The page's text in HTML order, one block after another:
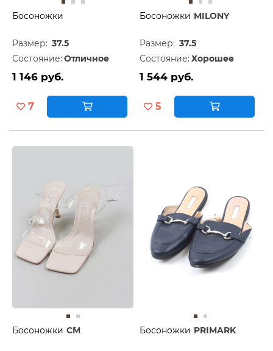
Босоножки
Размер: 37.5
Состояние: Отличное
1 146 руб.
7
Босоножки MILONY
Размер: 37.5
Состояние: Хорошее
1 544 руб.
5
Босоножки C`M Босоножки PRIMARK